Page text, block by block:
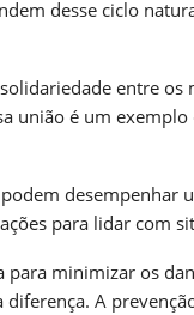
desse ciclo
entre
união é um
para lidar com
minimizar os
A